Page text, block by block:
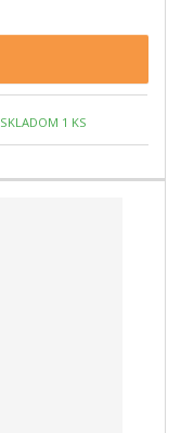
SKLADOM 1 KS